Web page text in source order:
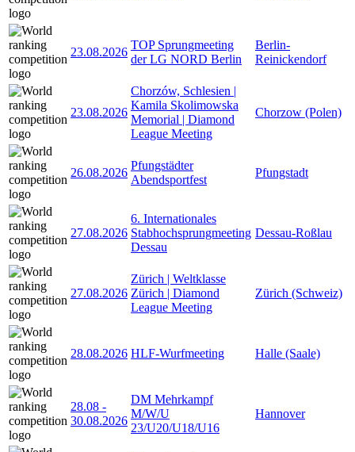
23.08.2026
TOP Sprungmeeting
der LG NORD Berlin
Berlin-
Reinickendorf
23.08.2026
Chorzów, Schlesien |
Kamila Skolimowska
Memorial | Diamond
League Meeting
Chorzow (Polen)
26.08.2026
Pfungstädter
Abendsportfest
Pfungstadt
27.08.2026
6. Internationales
Stabhochsprungmeeting
Dessau
Dessau-Roßlau
27.08.2026
Zürich | Weltklasse
Zürich | Diamond
League Meeting
Zürich (Schweiz)
28.08.2026 HLF-Wurfmeeting Halle (Saale)
28.08 -
30.08.2026
DM Mehrkampf
M/W/U
23/U20/U18/U16
Hannover